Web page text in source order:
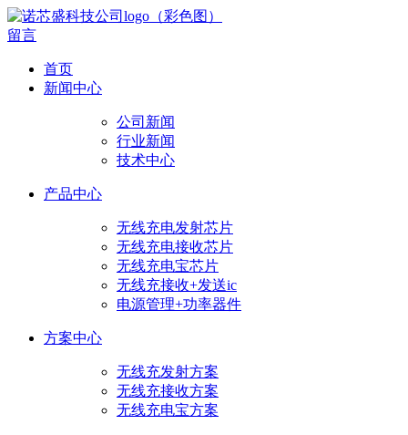
留言
首页
新闻中心
公司新闻
行业新闻
技术中心
产品中心
无线充电发射芯片
无线充电接收芯片
无线充电宝芯片
无线充接收+发送ic
电源管理+功率器件
方案中心
无线充发射方案
无线充接收方案
无线充电宝方案